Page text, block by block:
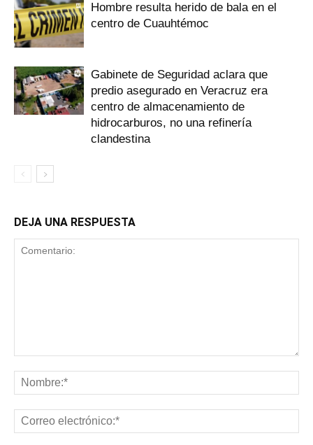
Hombre resulta herido de bala en el
centro de Cuauhtémoc
Gabinete de Seguridad aclara que
predio asegurado en Veracruz era
centro de almacenamiento de
hidrocarburos, no una refinería
clandestina
DEJA UNA RESPUESTA